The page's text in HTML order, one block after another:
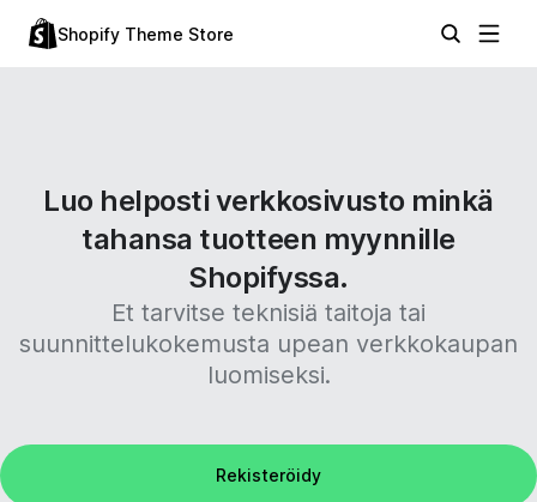
Shopify Theme Store
Luo helposti verkkosivusto minkä
tahansa tuotteen myynnille
Shopifyssa.
Et tarvitse teknisiä taitoja tai
suunnittelukokemusta upean verkkokaupan
luomiseksi.
Rekisteröidy